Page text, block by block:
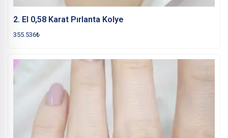
2. El 0,58 Karat Pırlanta Kolye
355.536₺